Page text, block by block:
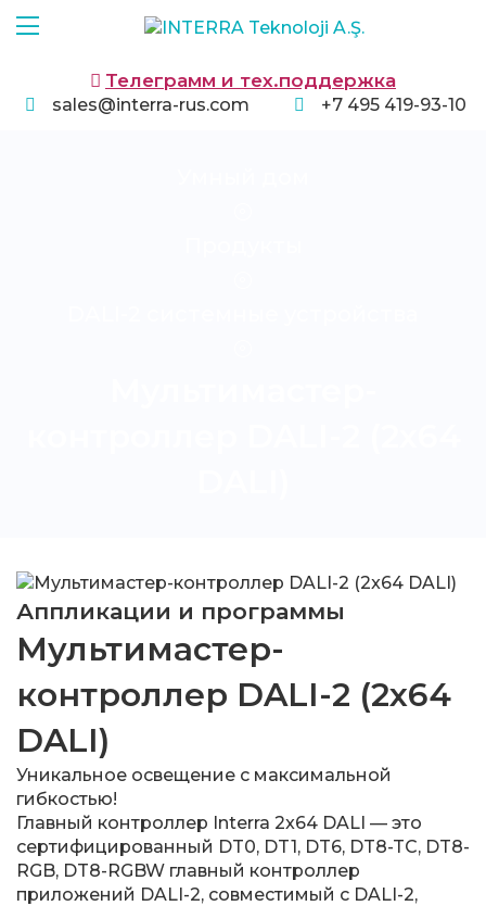
Телеграмм и тех.поддержка
sales@interra-rus.com +7 495 419-93-10
Аппликации и программы
Мультимастер-
контроллер DALI-2 (2x64
DALI)
Уникальное освещение с максимальной
гибкостью!
Главный контроллер Interra 2x64 DALI — это
сертифицированный DT0, DT1, DT6, DT8-TC, DT8-
RGB, DT8-RGBW главный контроллер
приложений DALI-2, совместимый с DALI-2,